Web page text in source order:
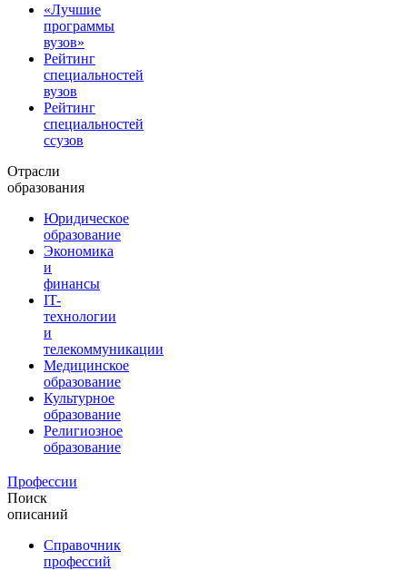
«Лучшие
программы
вузов»
Рейтинг
специальностей
вузов
Рейтинг
специальностей
ссузов
Отрасли
образования
Юридическое
образование
Экономика
и
финансы
IT-
технологии
и
телекоммуникации
Медицинское
образование
Культурное
образование
Религиозное
образование
Профессии
Поиск
описаний
Справочник
профессий